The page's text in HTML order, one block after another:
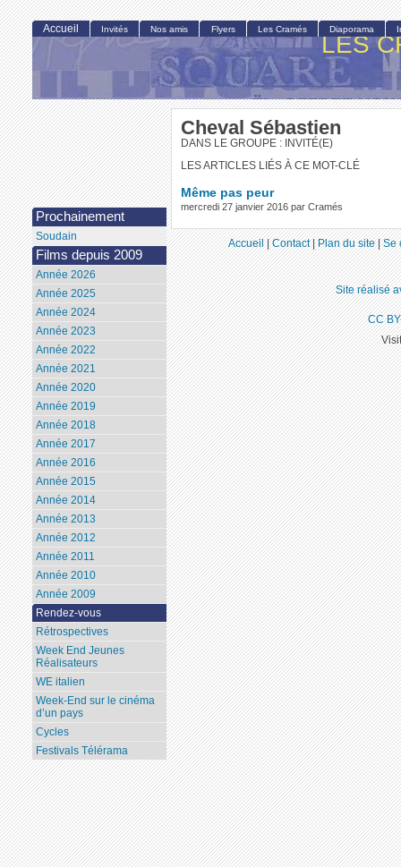
LES
Cheval Sébastien
DANS LE GROUPE : INVITÉ(E)
LES ARTICLES LIÉS À CE MOT-CLÉ
Même pas peur
mercredi 27 janvier 2016 par Cramés
Accueil Invités Nos amis Flyers Les Cramés Diaporama
Prochainement
Soudain
Films depuis 2009
Année 2026
Année 2025
Année 2024
Année 2023
Année 2022
Année 2021
Année 2020
Année 2019
Année 2018
Année 2017
Année 2016
Année 2015
Année 2014
Année 2013
Année 2012
Année 2011
Année 2010
Année 2009
Rendez-vous
Rétrospectives
Week End Jeunes
Réalisateurs
WE italien
Week-End sur le cinéma
d’un pays
Cycles
Festivals Télérama
Accueil|Contact|Plan du site|Se
Site réalisé
CC